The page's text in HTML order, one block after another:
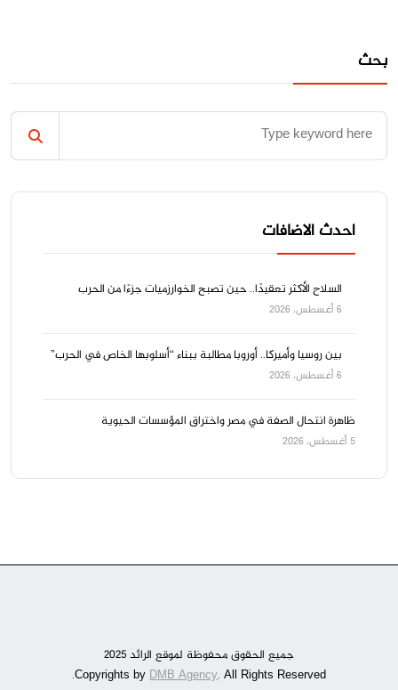
بحث
احدث الاضافات
السلاح الأكثر تعقيدًا.. حين تصبح الخوارزميات جزءًا من الحرب
6 أغسطس، 2026
بين روسيا وأميركا.. أوروبا مطالبة ببناء “أسلوبها الخاص في الحرب”
6 أغسطس، 2026
ظاهرة انتحال الصفة في مصر واختراق المؤسسات الحيوية
5 أغسطس، 2026
جميع الحقوق محفوظة لموقع الرائد 2025
DMB Agency. All Rights Reserved.